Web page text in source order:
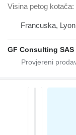
Visina petog kotača
Francuska, Lyon
GF Consulting SAS